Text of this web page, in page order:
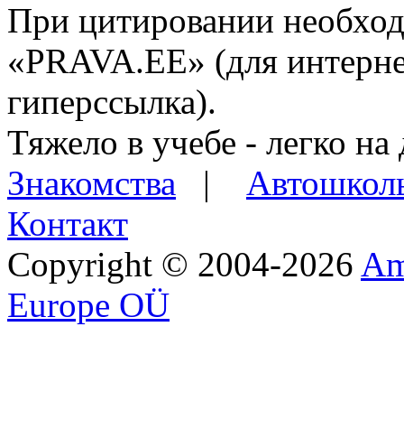
При цитировании
«PRAVA.EE» (для
гиперссылка).
Тяжело в учебе - легко на
Знакомства |
Контакт
Copyright © 2004-2026
Europe OÜ